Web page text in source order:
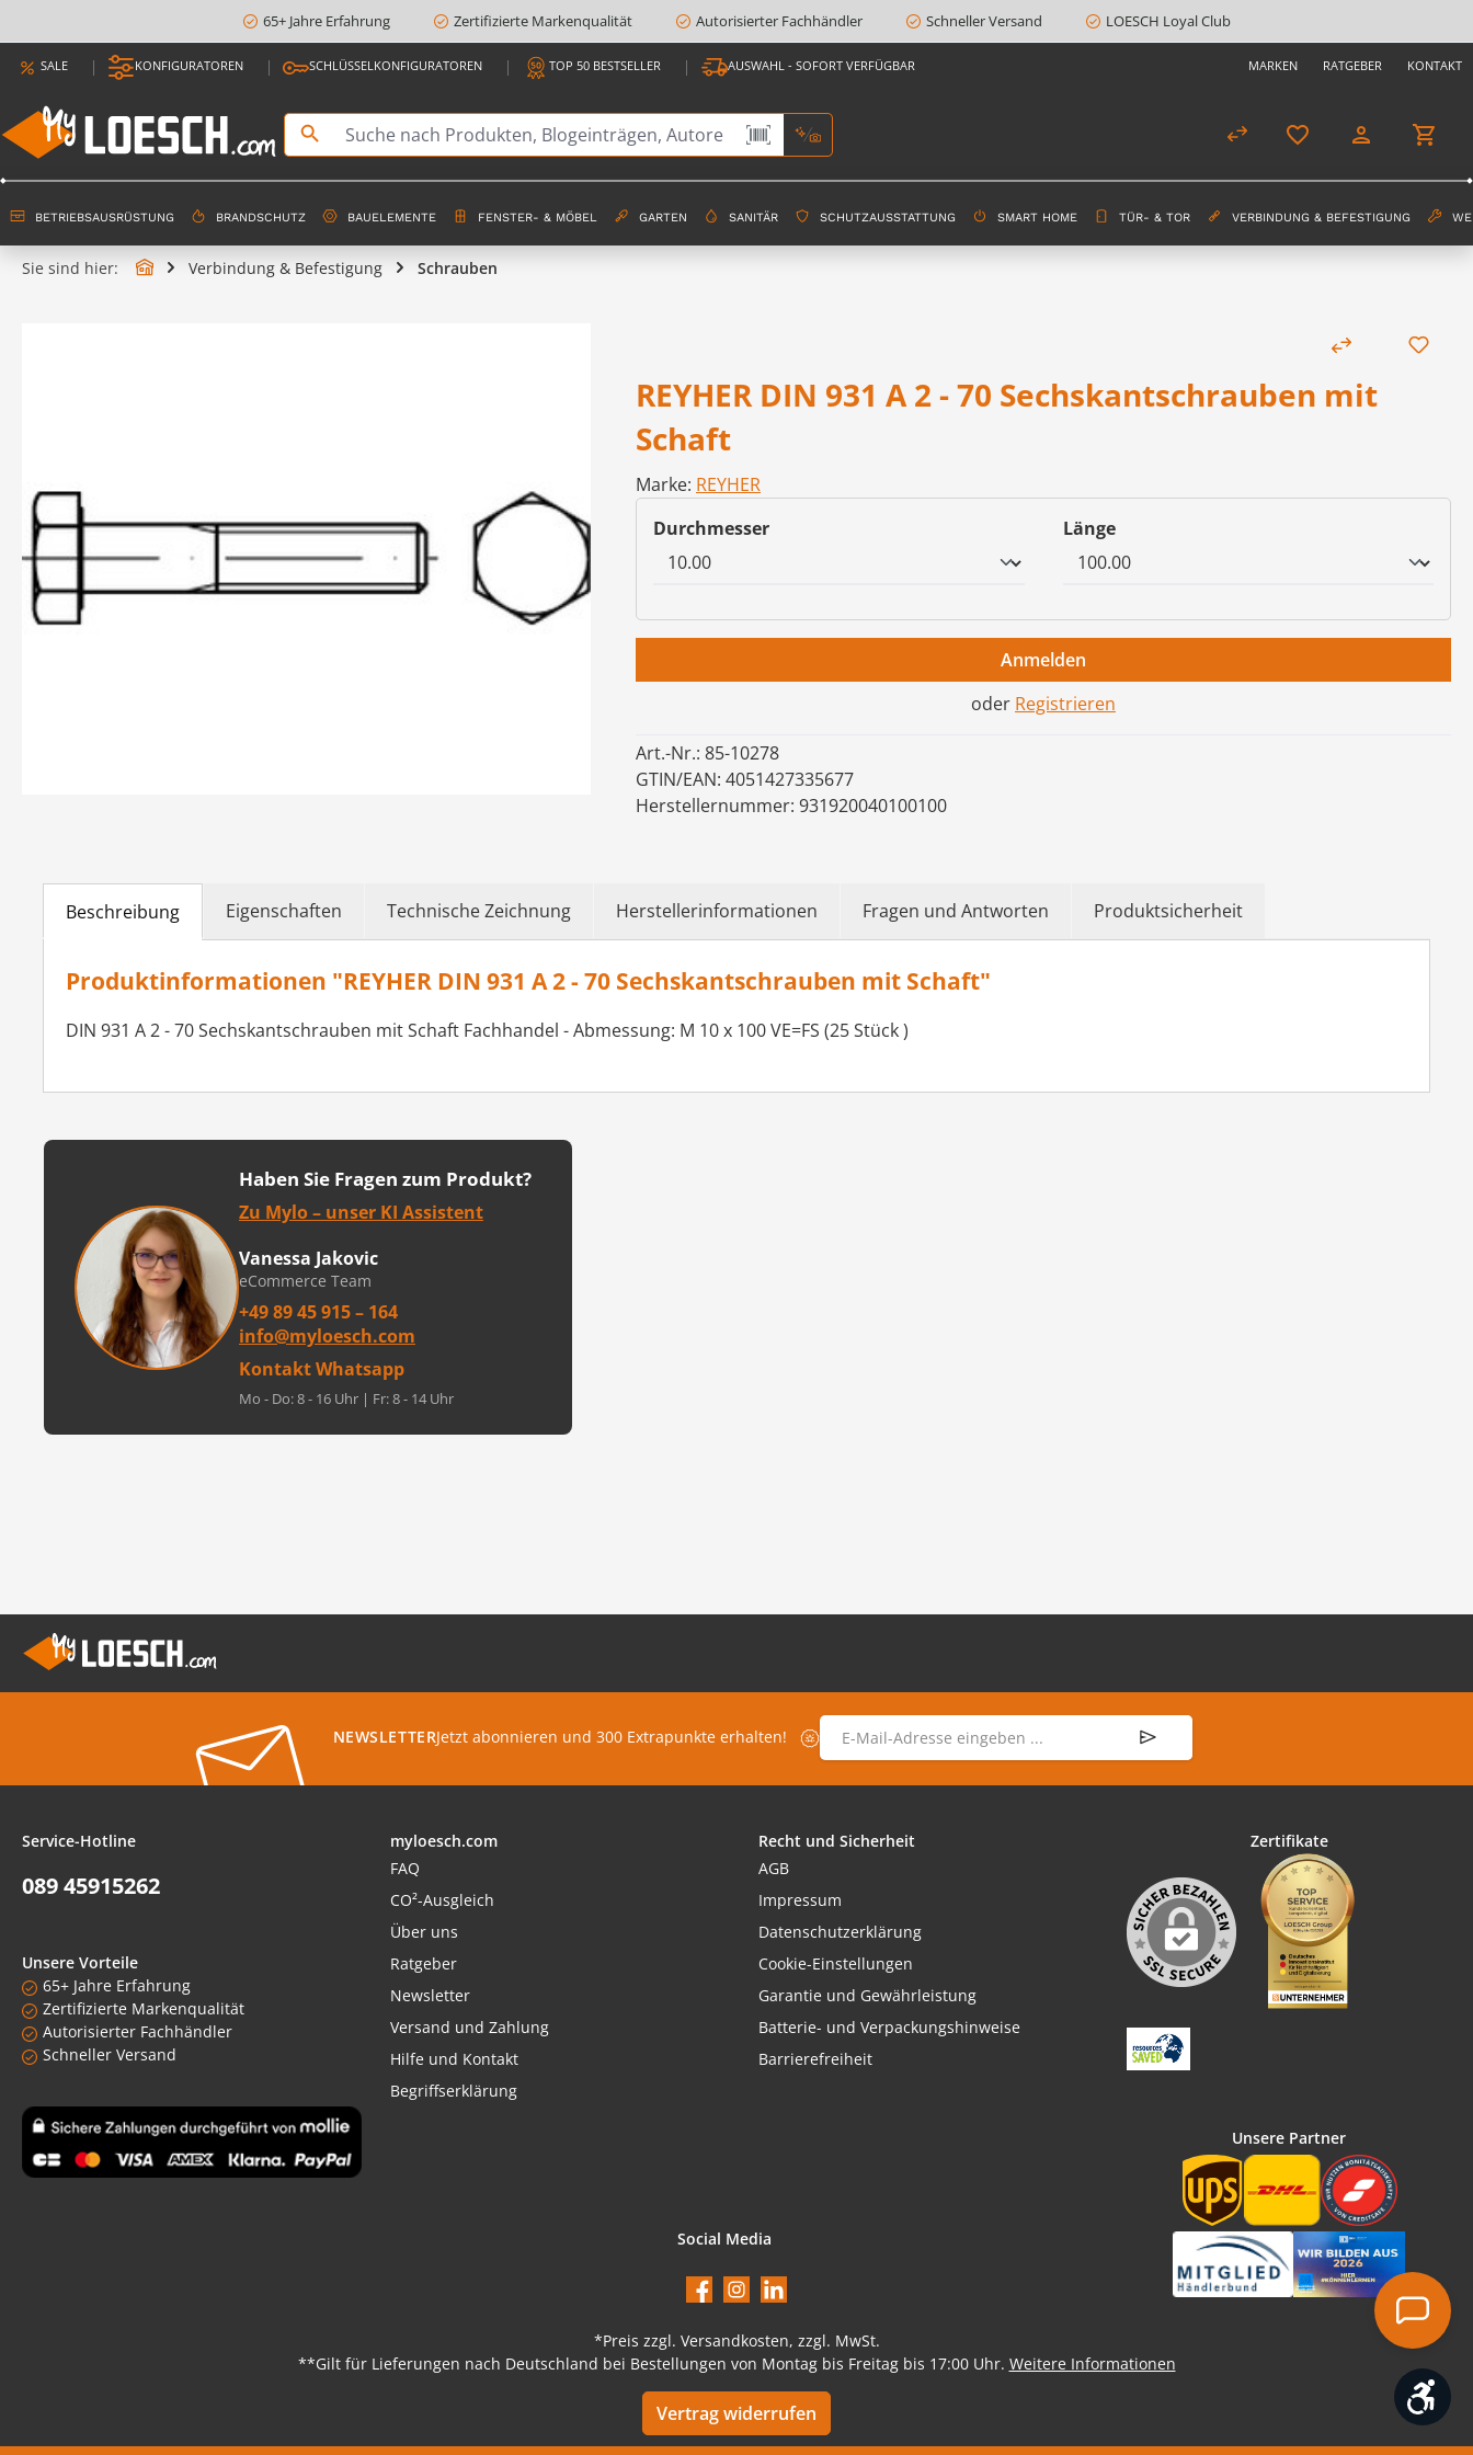
Zur Hauptnavigation springen
65+ Jahre Erfahrung Zertifizierte Markenqualität Autorisierter Fachhändler Schneller Versand LOESCH Loyal Club
SALE KONFIGURATOREN SCHLÜSSELKONFIGURATOREN TOP 50 BESTSELLER AUSWAHL - SOFORT VERFÜGBAR MARKEN RATGEBER KONTAKT
BETRIEBSAUSRÜSTUNG BRANDSCHUTZ BAUELEMENTE FENSTER- & MÖBEL GARTEN SANITÄR SCHUTZAUSSTATTUNG SMART HOME TÜR- & TOR VERBINDUNG & BEFESTIGUNG
Sie sind hier: Verbindung & Befestigung Schrauben
REYHER DIN 931 A 2 - 70 Sechskantschrauben mit
Schaft
Marke: REYHER
Durchmesserauswählen Längeauswählen
Anmelden
oder Registrieren
Art.-Nr.: 85-10278
GTIN/EAN: 4051427335677
Herstellernummer: 931920040100100
Beschreibung Eigenschaften Technische Zeichnung Herstellerinformationen Fragen und Antworten Produktsicherheit
Produktinformationen "REYHER DIN 931 A 2 - 70 Sechskantschrauben mit Schaft"
DIN 931 A 2 - 70 Sechskantschrauben mit Schaft Fachhandel - Abmessung: M 10 x 100 VE=FS (25 Stück )
Haben Sie Fragen zum Produkt?
Zu Mylo – unser KI Assistent
Vanessa Jakovic
eCommerce Team
+49 89 45 915 – 164
info@myloesch.com
Kontakt Whatsapp
Mo - Do: 8 - 16 Uhr | Fr: 8 - 14 Uhr
NEWSLETTERJetzt abonnieren und 300 Extrapunkte erhalten!
E-Mail-Adresse
Service-Hotline
089 45915262
Unsere Vorteile
65+ Jahre Erfahrung
Zertifizierte Markenqualität
Autorisierter Fachhändler
Schneller Versand
myloesch.com
FAQ
CO²-Ausgleich
Über uns
Ratgeber
Newsletter
Versand und Zahlung
Hilfe und Kontakt
Begriffserklärung
Recht und Sicherheit
AGB
Impressum
Datenschutzerklärung
Cookie-Einstellungen
Garantie und Gewährleistung
Batterie- und Verpackungshinweise
Barrierefreiheit
Zertifikate
Unsere Partner
Social Media
FacebookInstagram
LinkedIn
*Preis zzgl. Versandkosten, zzgl. MwSt.
**Gilt für Lieferungen nach Deutschland bei Bestellungen von Montag bis Freitag bis 17:00 Uhr. Weitere Informationen
Vertrag widerrufen